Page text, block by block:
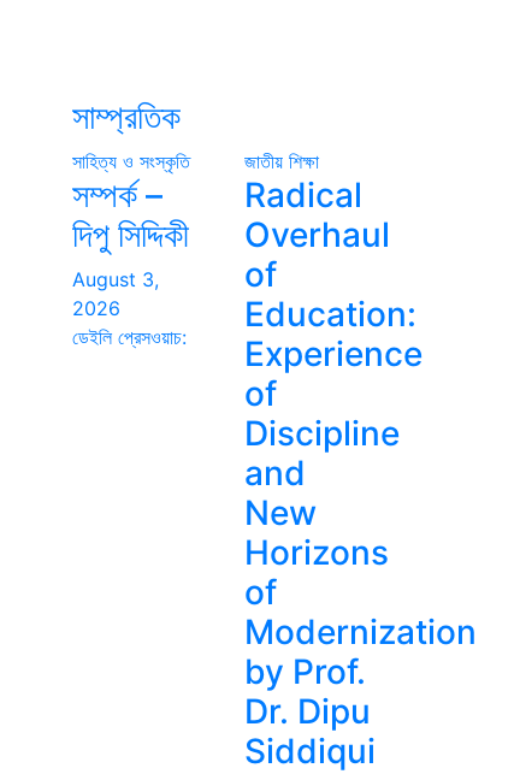
সাম্প্রতিক
সাহিত্য ও সংস্কৃতি
সম্পর্ক –
দিপু সিদ্দিকী
August 3,
2026
ডেইলি প্রেসওয়াচ:
জাতীয় শিক্ষা
Radical
Overhaul
of
Education:
Experience
of
Discipline
and
New
Horizons
of
Modernization
by Prof.
Dr. Dipu
Siddiqui